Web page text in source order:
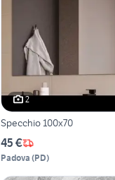
2
Specchio 100x70
45 €
Padova (PD)